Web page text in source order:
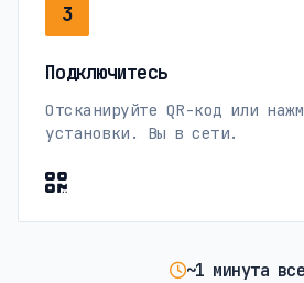
3
Подключитесь
Отсканируйте QR-код или
установки. Вы в сети.
~1 минута